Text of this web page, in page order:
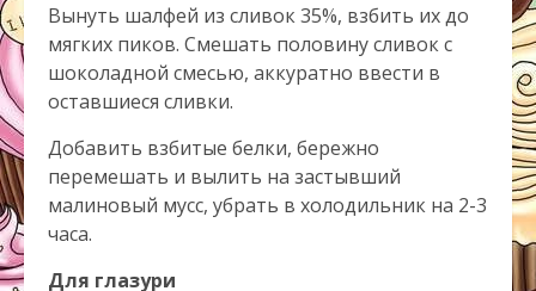
Вынуть шалфей из сливок 35%, взбить их до
мягких пиков. Смешать половину сливок с
шоколадной смесью, аккуратно ввести в
оставшиеся сливки.
Добавить взбитые белки, бережно
перемешать и вылить на застывший
малиновый мусс, убрать в холодильник на 2-3
часа.
Для глазури